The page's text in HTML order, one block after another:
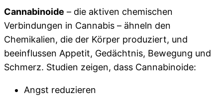
Cannabinoide – die aktiven chemischen
Verbindungen in Cannabis – ähneln den
Chemikalien, die der Körper produziert, und
beeinflussen Appetit, Gedächtnis, Bewegung und
Schmerz. Studien zeigen, dass Cannabinoide:
Angst reduzieren